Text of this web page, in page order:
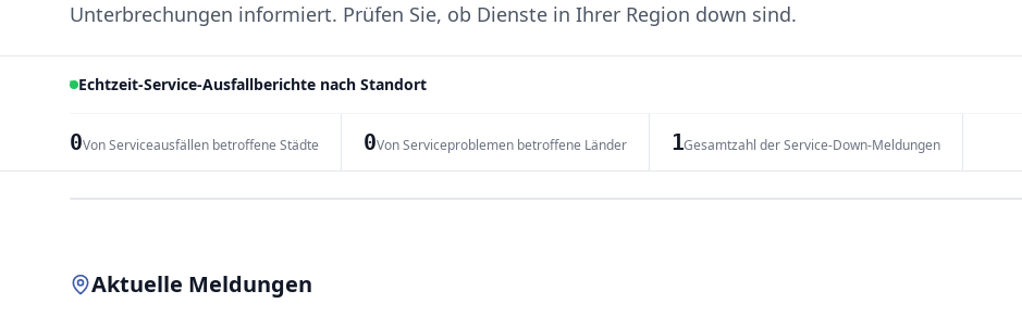
Unterbrechungen informiert. Prüfen Sie, ob Dienste in Ihrer Region down sind.
Echtzeit-Service-Ausfallberichte nach Standort
0Von Serviceausfällen betroffene Städte 0Von Serviceproblemen betroffene Länder 1Gesamtzahl der Service-Down-Meldungen
Aktuelle Meldungen